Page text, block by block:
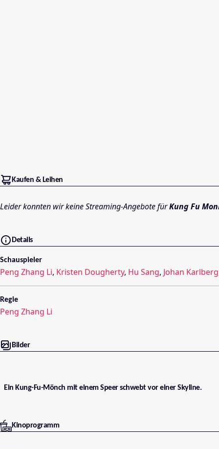
Kaufen & Leihen
Leider konnten wir keine Streaming-Angebote fürKung Fu
Details
Schauspieler
Peng Zhang Li, Kristen Dougherty, Hu Sang, Johan Karlberg
Regie
Peng Zhang Li
Bilder
Ein Kung-Fu-Mönch mit einem Speer schwebt vor einer Skyline.
Kinoprogramm